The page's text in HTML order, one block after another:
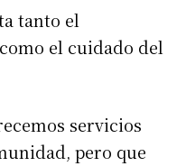
tanto el
el cuidado del
servicios
pero que